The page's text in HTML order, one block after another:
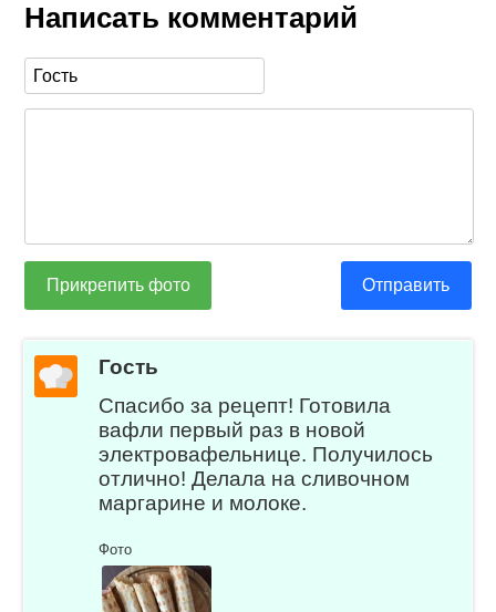
Написать комментарий
Прикрепить фото Отправить
Гость
Спасибо за рецепт! Готовила
вафли первый раз в новой
электровафельнице. Получилось
отлично! Делала на сливочном
маргарине и молоке.
Фото